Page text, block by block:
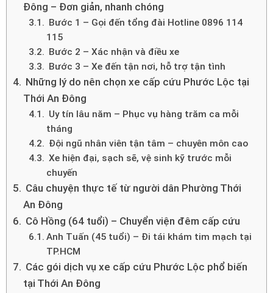
Đông – Đơn giản, nhanh chóng
Bước 1 – Gọi đến tổng đài Hotline 0896 114
115
Bước 2 – Xác nhận và điều xe
Bước 3 – Xe đến tận nơi, hỗ trợ tận tình
Những lý do nên chọn xe cấp cứu Phước Lộc tại
Thới An Đông
Uy tín lâu năm – Phục vụ hàng trăm ca mỗi
tháng
Đội ngũ nhân viên tận tâm – chuyên môn cao
Xe hiện đại, sạch sẽ, vệ sinh kỹ trước mỗi
chuyến
Câu chuyện thực tế từ người dân Phường Thới
An Đông
Cô Hồng (64 tuổi) – Chuyển viện đêm cấp cứu
Anh Tuấn (45 tuổi) – Đi tái khám tim mạch tại
TP.HCM
Các gói dịch vụ xe cấp cứu Phước Lộc phổ biến
tại Thới An Đông